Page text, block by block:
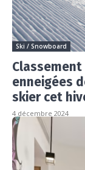
Ski / Snowboard
enneigées
skier cet
4 décembre 2024